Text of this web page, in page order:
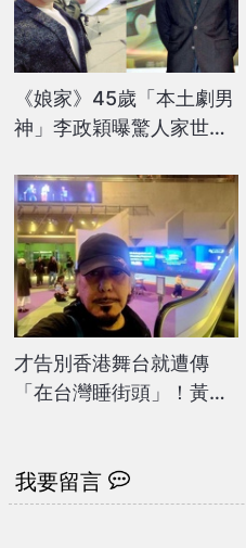
《娘家》45歲「本土劇男
神」李政穎曝驚人家世
隨父業 賺飽就退休
才告別香港舞台就遭傳
「在台灣睡街頭」！黃秋
我要留言